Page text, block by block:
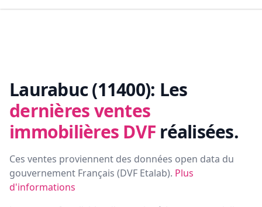
Laurabuc (11400): Les
dernières ventes
immobilières DVF réalisées.
Ces ventes proviennent des données open data du
gouvernement Français (DVF Etalab). Plus
d'informations